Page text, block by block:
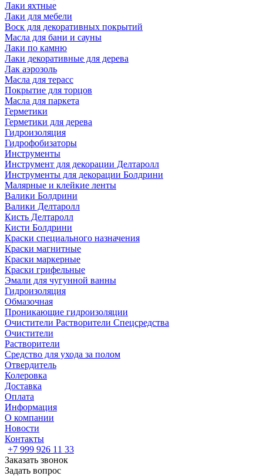
Лаки яхтные
Лаки для мебели
Воск для декоративных покрытий
Масла для бани и сауны
Лаки по камню
Лаки декоративные для дерева
Лак аэрозоль
Масла для терасс
Покрытие для торцов
Масла для паркета
Герметики
Герметики для дерева
Гидроизоляция
Гидрофобизаторы
Инструменты
Инструмент для декорации Делтаролл
Инструменты для декорации Болдрини
Малярные и клейкие ленты
Валики Болдрини
Валики Делтаролл
Кисть Делтаролл
Кисти Болдрини
Краски специального назначения
Краски магнитные
Краски маркерные
Краски грифельные
Эмали для чугунной ванны
Гидроизоляция
Обмазочная
Проникающие гидроизоляции
Очистители Растворители Спецсредства
Очистители
Растворители
Средство для ухода за полом
Отвердитель
Колеровка
Доставка
Оплата
Информация
О компании
Новости
Контакты
+7 999 926 11 33
Заказать звонок
Задать вопрос